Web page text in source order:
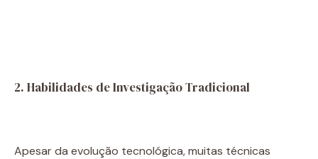
2. Habilidades de Investigação Tradicional
Apesar da evolução tecnológica, muitas técnicas